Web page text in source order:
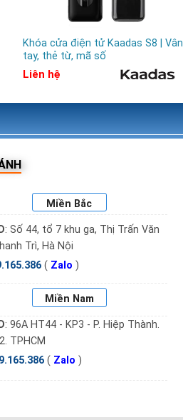
Khóa cửa điện tử Kaadas S8 | Vân
tay, thẻ từ, mã số
Liên hệ
Miền Bắc
: Số 44, tổ 7 khu ga, Thị Trấn Văn
Trì, Hà Nội
( Zalo )
Miền Nam
: 96A HT44 - KP3 - P. Hiệp Thành.
TPHCM
( Zalo )